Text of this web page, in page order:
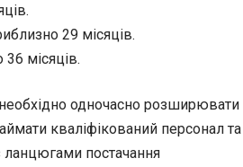
29 місяців.
місяців.
одночасно розширювати
кваліфікований персонал та
постачання